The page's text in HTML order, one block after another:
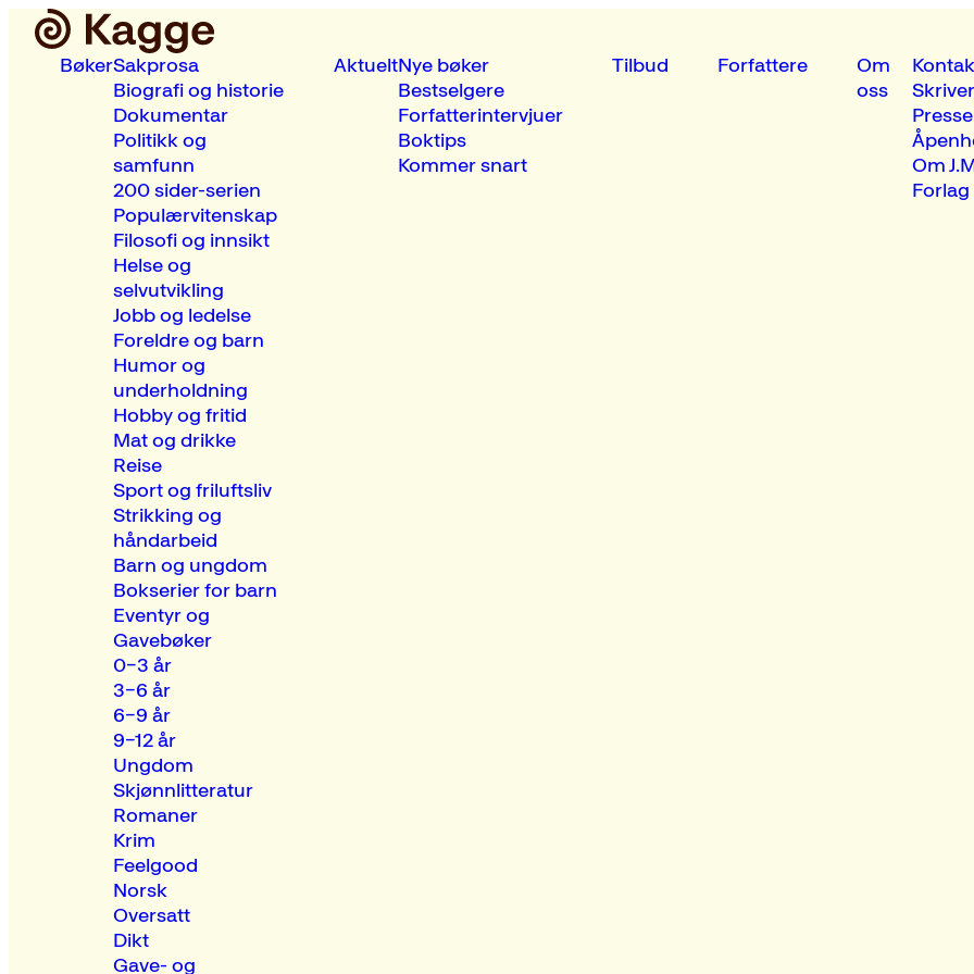
BøkerSakprosa
Biografi og historie
Dokumentar
Politikk og
samfunn
200 sider-serien
Populærvitenskap
Filosofi og innsikt
Helse og
selvutvikling
Jobb og ledelse
Foreldre og barn
Humor og
underholdning
Hobby og fritid
Mat og drikke
Reise
Sport og friluftsliv
Strikking og
håndarbeid
Barn og ungdom
Bokserier for barn
Eventyr og
Gavebøker
0–3 år
3–6 år
6–9 år
9–12 år
Ungdom
Skjønnlitteratur
Romaner
Krim
Feelgood
Norsk
Oversatt
Dikt
Gave- og
AktueltNye bøker
Bestselgere
Forfatterintervjuer
Boktips
Kommer snart
Tilbud Forfattere
Om
oss
Presse
Om
Forlag